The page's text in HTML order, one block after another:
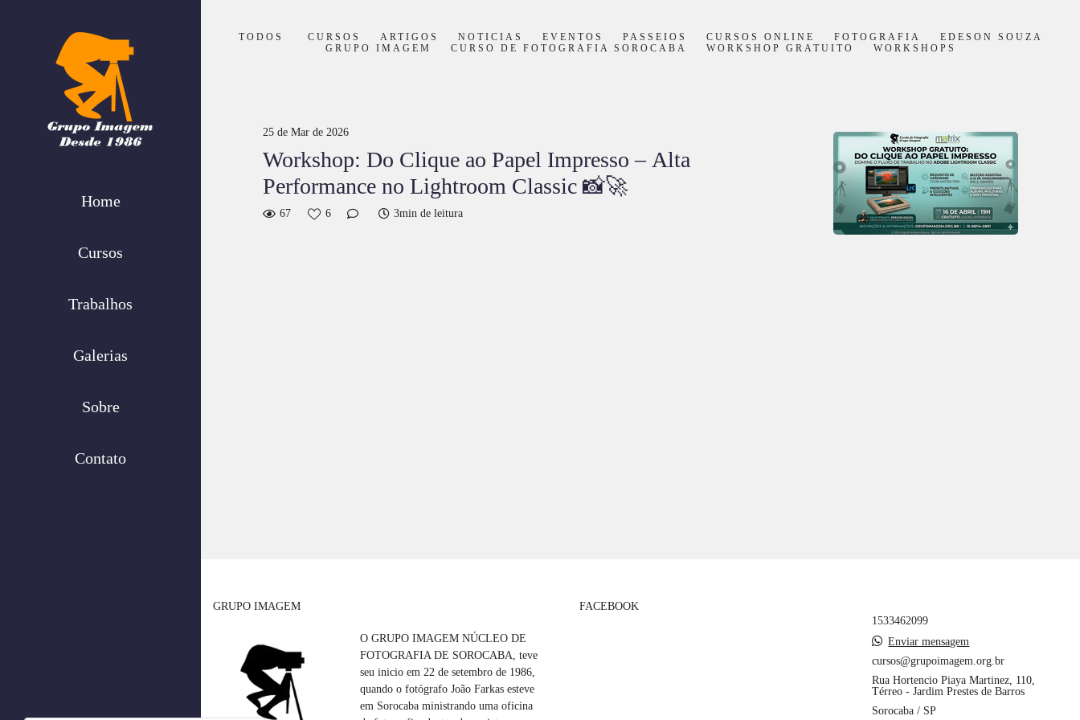
Home
Cursos
Trabalhos
Galerias
Sobre
Contato
TODOS CURSOS ARTIGOS NOTICIAS EVENTOS PASSEIOS CURSOS ONLINE FOTOGRAFIA
EDESON SOUZA
GRUPO IMAGEM
CURSO DE FOTOGRAFIA SOROCABA WORKSHOP GRATUITO WORKSHOPS
25 de Mar de 2026
Workshop: Do Clique ao Papel Impresso – Alta
Performance no Lightroom Classic 📸🚀
67 6 3min de leitura
GRUPO IMAGEM
O GRUPO IMAGEM NÚCLEO DE
FOTOGRAFIA DE SOROCABA, teve
seu inicio em 22 de setembro de 1986,
quando o fotógrafo João Farkas esteve
em Sorocaba ministrando uma oficina
FACEBOOK
1533462099
Enviar mensagem
cursos@grupoimagem.org.br
Rua Hortencio Piaya Martinez, 110,
Térreo - Jardim Prestes de Barros
Sorocaba / SP